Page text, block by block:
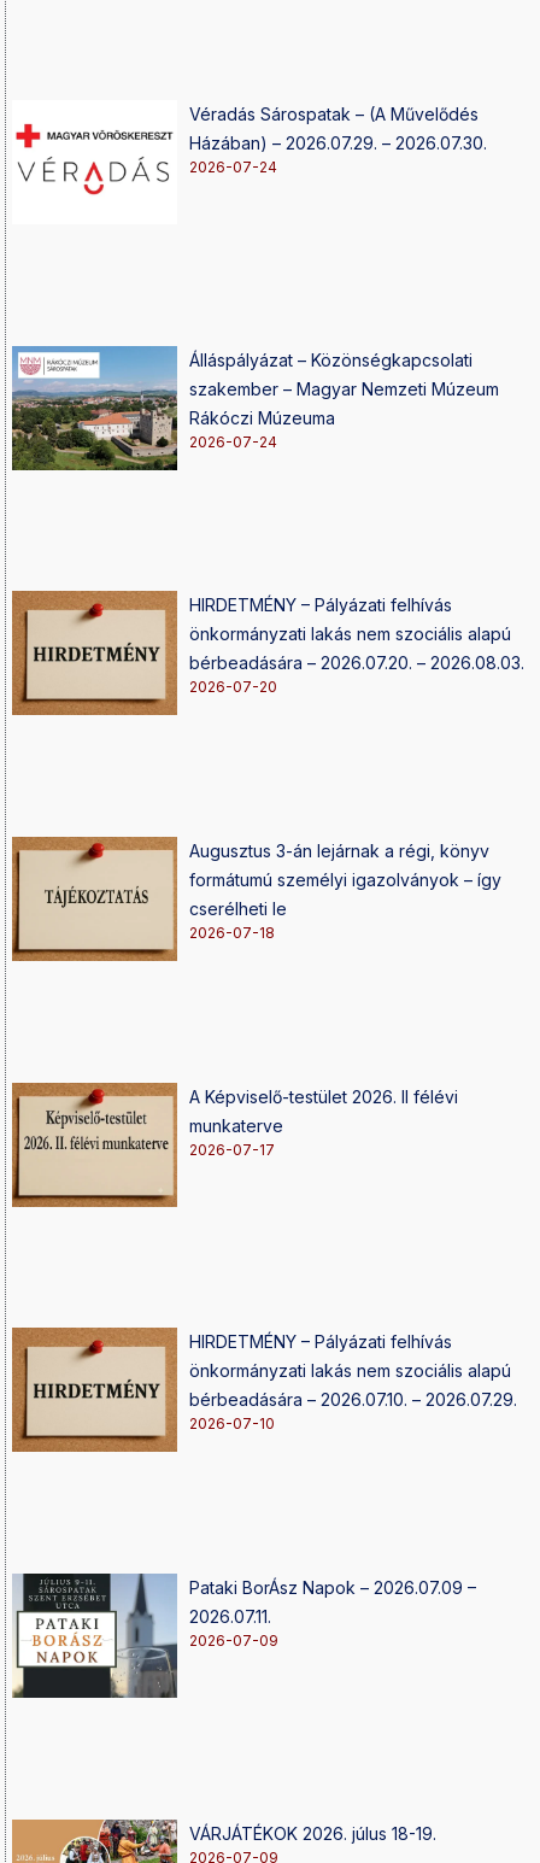
Véradás Sárospatak – (A Művelődés
Házában) – 2026.07.29. – 2026.07.30.
2026-07-24
Álláspályázat – Közönségkapcsolati
szakember – Magyar Nemzeti Múzeum
Rákóczi Múzeuma
2026-07-24
HIRDETMÉNY – Pályázati felhívás
önkormányzati lakás nem szociális alapú
bérbeadására – 2026.07.20. – 2026.08.03.
2026-07-20
Augusztus 3-án lejárnak a régi, könyv
formátumú személyi igazolványok – így
cserélheti le
2026-07-18
A Képviselő-testület 2026. II félévi
munkaterve
2026-07-17
HIRDETMÉNY – Pályázati felhívás
önkormányzati lakás nem szociális alapú
bérbeadására – 2026.07.10. – 2026.07.29.
2026-07-10
Pataki BorÁsz Napok – 2026.07.09 –
2026.07.11.
2026-07-09
VÁRJÁTÉKOK 2026. júlus 18-19.
2026-07-09